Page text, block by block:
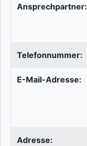
Ansprechpartner:
Telefonnummer:
E-Mail-Adresse:
Adresse: